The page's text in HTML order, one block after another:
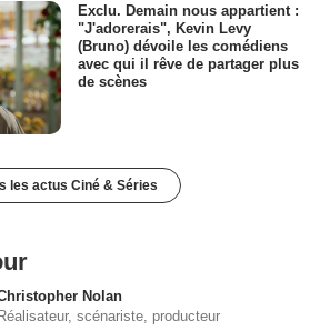
Exclu. Demain nous appartient :
"J'adorerais", Kevin Levy
(Bruno) dévoile les comédiens
avec qui il rêve de partager plus
de scènes
les actus Ciné & Séries
Nolan
Réalisateur, scénariste, producteur